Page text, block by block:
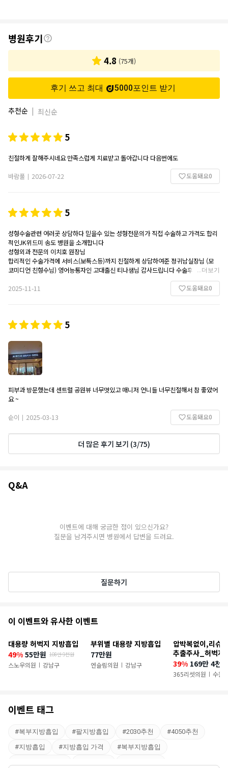
후
기
병원후기
4.8 (75개)
후기 쓰고 최대 5000포인트 받기
추천순 | 최신순
5
친절하게 잘해주시네요 만족스럽게 치료받고 돌아갑니다 다음번에도
바람풀
2026-07-22 도움돼요0
5
성형수술관련 여러곳 상담하다 믿을수 있는 성형전문의가 직접 수술하고 가격도 합리
적인JK위드미 송도 병원을 소개합니다
성형외과 전문의 이치호 원장님
합리적인 수술가격에 서비스(보톡스등)까지 친절하게 상담하여준 정귀남실장님 (모
코미디언 친형수님) 영어능통자인 고대출신 티나샘님 감사드립니다 수술후 자존심도
...더보기
2025-11-11 도움돼요0
5
피부과 방문했는데 센트럴 공원뷰 너무멋있고 매니저 언니들 너무친절해서 참 좋았어
요 ~
순이
2025-03-13 도움돼요0
더 많은 후기 보기 (3/75)
Q&A
이벤트에 대해 궁금한 점이 있으신가요?
질문을 남겨주시면 병원에서 답변을 드려요.
질문하기
추
이
벤
이 이벤트와 유사한 이벤트
대용량 허벅지 지방흡입
49% 55만원 108만 9천원
스노우의원 | 강남구
부위별 대용량 지방흡입
77만원
엔슬림의원 | 강남구
압박복없이,리슈
추출주사_허벅지
39% 169만 4천원
365리셋의원 | 수원
이벤트 태그
#복부지방흡입 #팔지방흡입 #2030추천 #4050추천
#지방흡입 #지방흡입 가격 #복부지방흡입